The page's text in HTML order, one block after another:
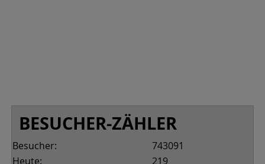
BESUCHER-ZÄHLER
Besucher:
743091
Heute:
219